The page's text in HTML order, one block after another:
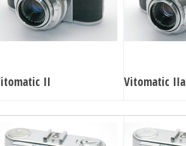
II Vitomatic IIa